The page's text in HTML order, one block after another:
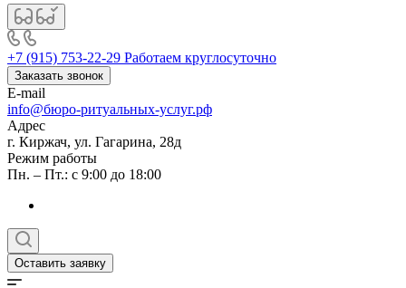
+7 (915) 753-22-29 Работаем круглосуточно
Заказать звонок
E-mail
info@бюро-ритуальных-услуг.рф
Адрес
г. Киржач, ул. Гагарина, 28д
Режим работы
Пн. – Пт.: с 9:00 до 18:00
Оставить заявку